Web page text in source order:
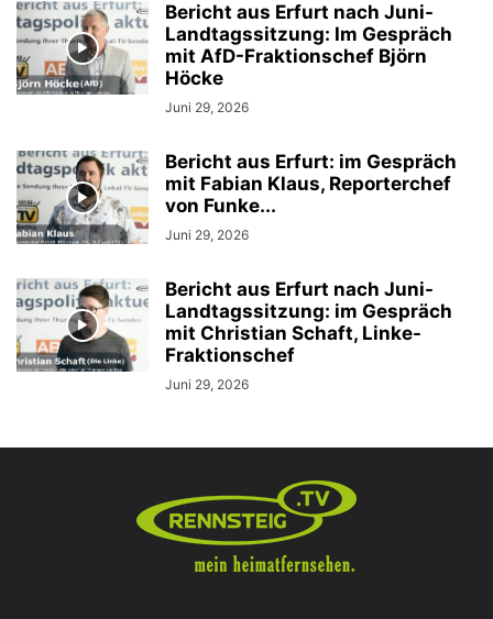
Bericht aus Erfurt nach Juni-
Landtagssitzung: Im Gespräch
mit AfD-Fraktionschef Björn
Höcke
Juni 29, 2026
Bericht aus Erfurt: im Gespräch
mit Fabian Klaus, Reporterchef
von Funke...
Juni 29, 2026
Bericht aus Erfurt nach Juni-
Landtagssitzung: im Gespräch
mit Christian Schaft, Linke-
Fraktionschef
Juni 29, 2026